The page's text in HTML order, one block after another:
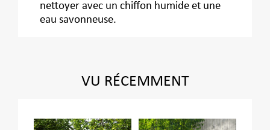
nettoyer avec un chiffon humide et une
eau savonneuse.
VU RÉCEMMENT